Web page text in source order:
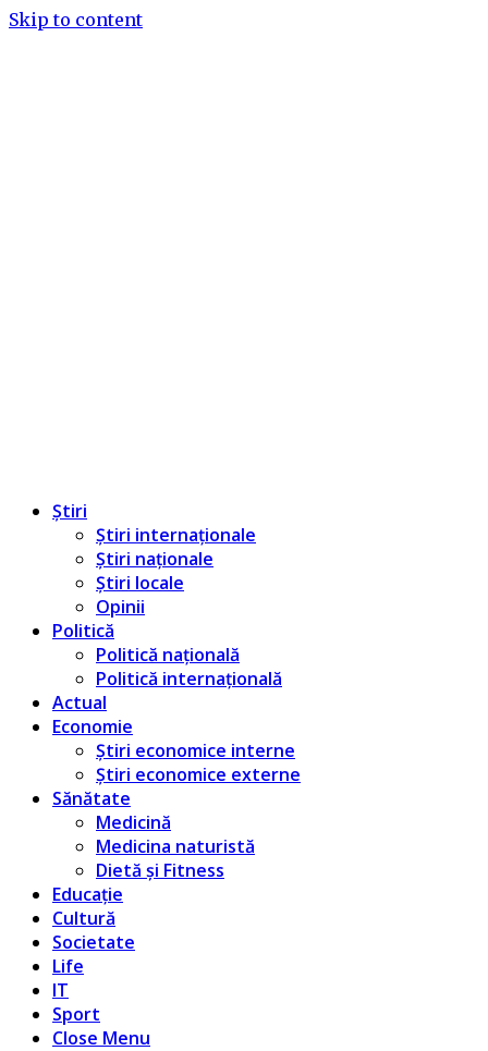
Skip to content
Știri
Știri internaționale
Știri naționale
Știri locale
Opinii
Politică
Politică națională
Politică internațională
Actual
Economie
Știri economice interne
Știri economice externe
Sănătate
Medicină
Medicina naturistă
Dietă și Fitness
Educație
Cultură
Societate
Life
IT
Sport
Close Menu